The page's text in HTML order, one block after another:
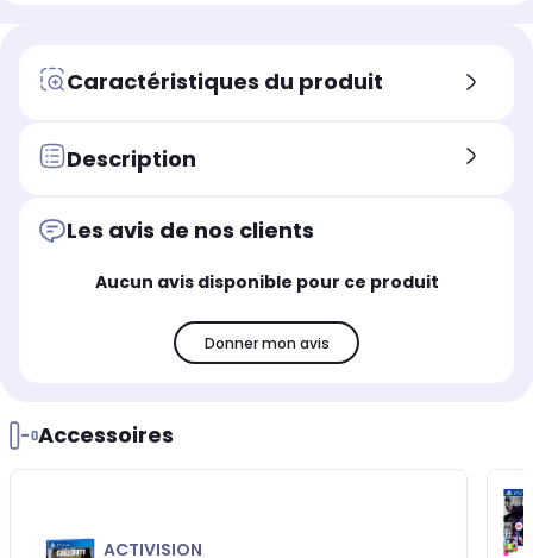
Caractéristiques du produit
Description
Les avis de nos clients
Aucun avis disponible pour ce produit
Donner mon avis
Accessoires
ACTIVISION